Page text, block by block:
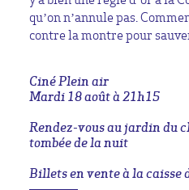
qu’on n’annule pas.
contre la montre pour
Ciné Plein air
Mardi 18 août à 21h15
Rendez-vous au jardin du
tombée de la nuit
Billets en vente à la caisse